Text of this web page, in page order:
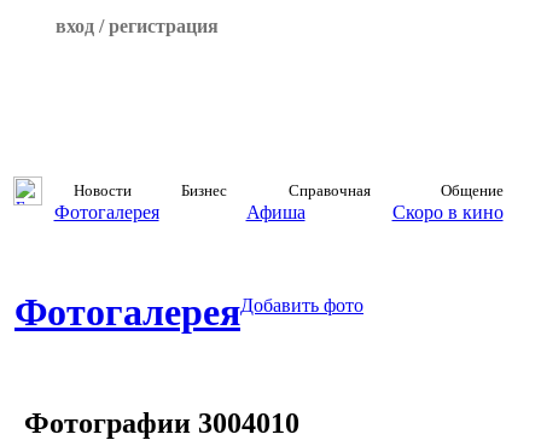
вход / регистрация
Новости Бизнес Справочная Общение
Фотогалерея Афиша Скоро в кино
ФотогалереяДобавить фото
Фотографии 3004010